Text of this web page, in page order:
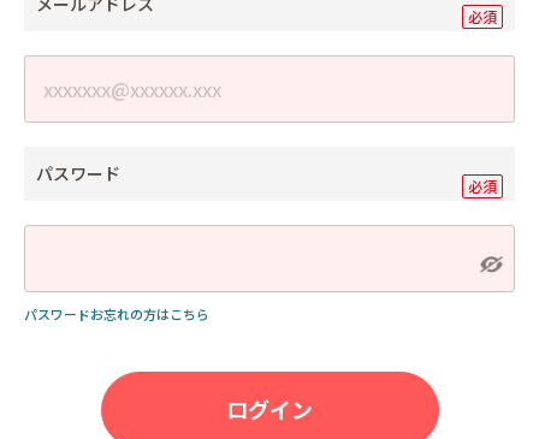
パスワード
パスワードお忘れの方はこちら